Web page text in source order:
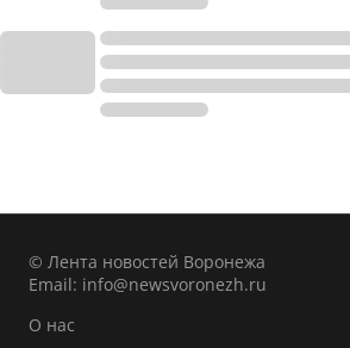
© Лента новостей Воронежа
Email: info@newsvoronezh.ru
О нас